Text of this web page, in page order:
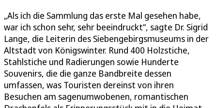
„Als ich die Sammlung das erste Mal gesehen habe,
war ich schon sehr, sehr beeindruckt“, sagte Dr. Sigrid
Lange, die Leiterin des Siebengebirgsmuseums in der
Altstadt von Königswinter. Rund 400 Holzstiche,
Stahlstiche und Radierungen sowie Hunderte
Souvenirs, die die ganze Bandbreite dessen
umfassen, was Touristen dereinst von ihren
Besuchen am sagenumwobenen, romantischen